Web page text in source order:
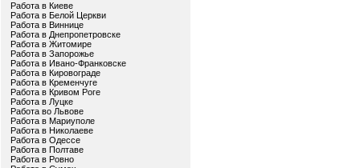
Работа в Киеве
Работа в Белой Церкви
Работа в Виннице
Работа в Днепропетровске
Работа в Житомире
Работа в Запорожье
Работа в Ивано-Франковске
Работа в Кировограде
Работа в Кременчуге
Работа в Кривом Роге
Работа в Луцке
Работа во Львове
Работа в Мариуполе
Работа в Николаеве
Работа в Одессе
Работа в Полтаве
Работа в Ровно